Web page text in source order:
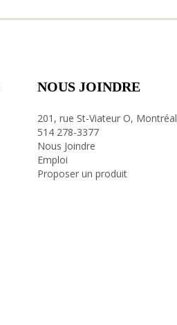
NOUS JOINDRE
201, rue St-Viateur O, Montréal
514 278-3377
Nous Joindre
Emploi
Proposer un produit